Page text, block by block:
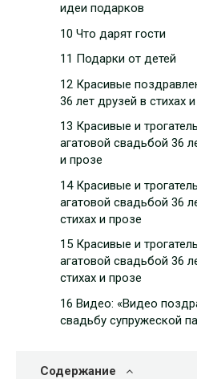
идеи подарков
10 Что дарят гости
11 Подарки от детей
12 Красивые
36 лет друзей в стихах
13 Красивые и
агатовой свадьбой 36
и прозе
14 Красивые и
агатовой свадьбой 36
стихах и прозе
15 Красивые и
агатовой свадьбой 36
стихах и прозе
16 Видео: «Видео
свадьбу супружеской
Содержание